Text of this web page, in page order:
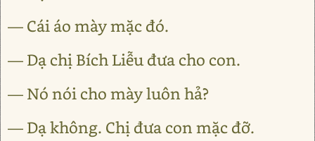
— Cái áo mày mặc đó.
— Dạ chị Bích Liễu đưa cho con.
— Nó nói cho mày luôn hả?
— Dạ không. Chị đưa con mặc đỡ.